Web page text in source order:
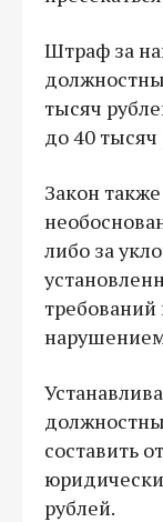
Штраф за
тысяч
до 40 тысяч
Закон
либо за
требований
составить
рублей.